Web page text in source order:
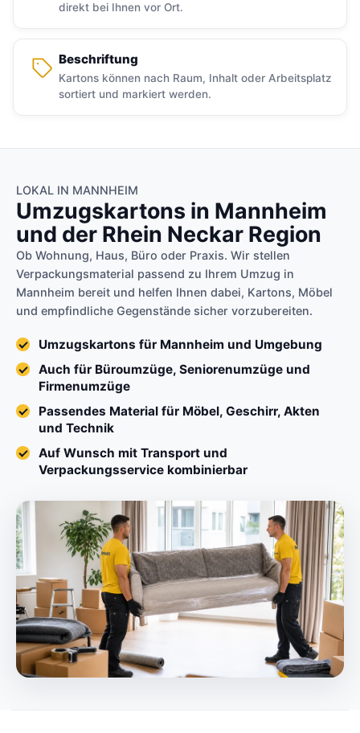
direkt bei Ihnen vor Ort.
Beschriftung
Kartons können nach Raum, Inhalt oder Arbeitsplatz
sortiert und markiert werden.
LOKAL IN MANNHEIM
Umzugskartons in Mannheim
und der Rhein Neckar Region
Ob Wohnung, Haus, Büro oder Praxis. Wir stellen
Verpackungsmaterial passend zu Ihrem Umzug in
Mannheim bereit und helfen Ihnen dabei, Kartons, Möbel
und empfindliche Gegenstände sicher vorzubereiten.
Umzugskartons für Mannheim und Umgebung
Auch für Büroumzüge, Seniorenumzüge und
Firmenumzüge
Passendes Material für Möbel, Geschirr, Akten
und Technik
Auf Wunsch mit Transport und
Verpackungsservice kombinierbar